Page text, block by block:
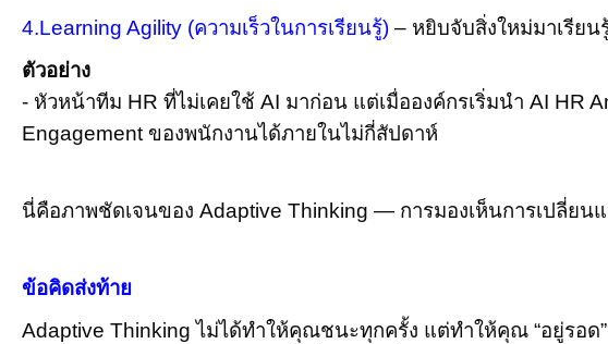
4.Learning Agility (ความเร็วในการเรียนรู้) – หยิบจับสิ่งใหม่มาเรีย
ตัวอย่าง
- หัวหน้าทีม HR ที่ไม่เคยใช้ AI มาก่อน แต่เมื่อองค์กรเริ่มนำ AI HR
Engagement ของพนักงานได้ภายในไม่กี่สัปดาห์
นี่คือภาพชัดเจนของ Adaptive Thinking — การมองเห็นการเปลี่ยน
ข้อคิดส่งท้าย
Adaptive Thinking ไม่ได้ทำให้คุณชนะทุกครั้ง แต่ทำให้คุณ “อยู่รอ